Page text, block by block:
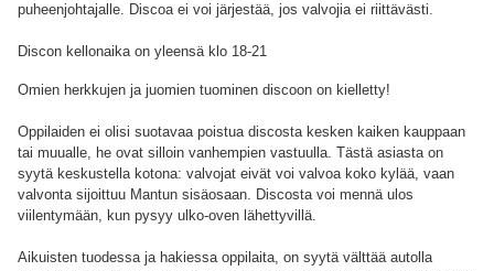
puheenjohtajalle. Discoa ei voi järjestää, jos valvojia ei riittävästi.
Discon kellonaika on yleensä klo 18-21
Omien herkkujen ja juomien tuominen discoon on kielletty!
Oppilaiden ei olisi suotavaa poistua discosta kesken kaiken kauppaan
tai muualle, he ovat silloin vanhempien vastuulla. Tästä asiasta on
syytä keskustella kotona: valvojat eivät voi valvoa koko kylää, vaan
valvonta sijoittuu Mantun sisäosaan. Discosta voi mennä ulos
viilentymään, kun pysyy ulko-oven lähettyvillä.
Aikuisten tuodessa ja hakiessa oppilaita, on syytä välttää autolla